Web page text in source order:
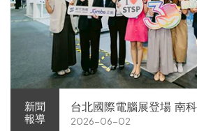
新聞
報導
台北國際電腦展登場 南
展現AI供應鏈實力
2026-06-02